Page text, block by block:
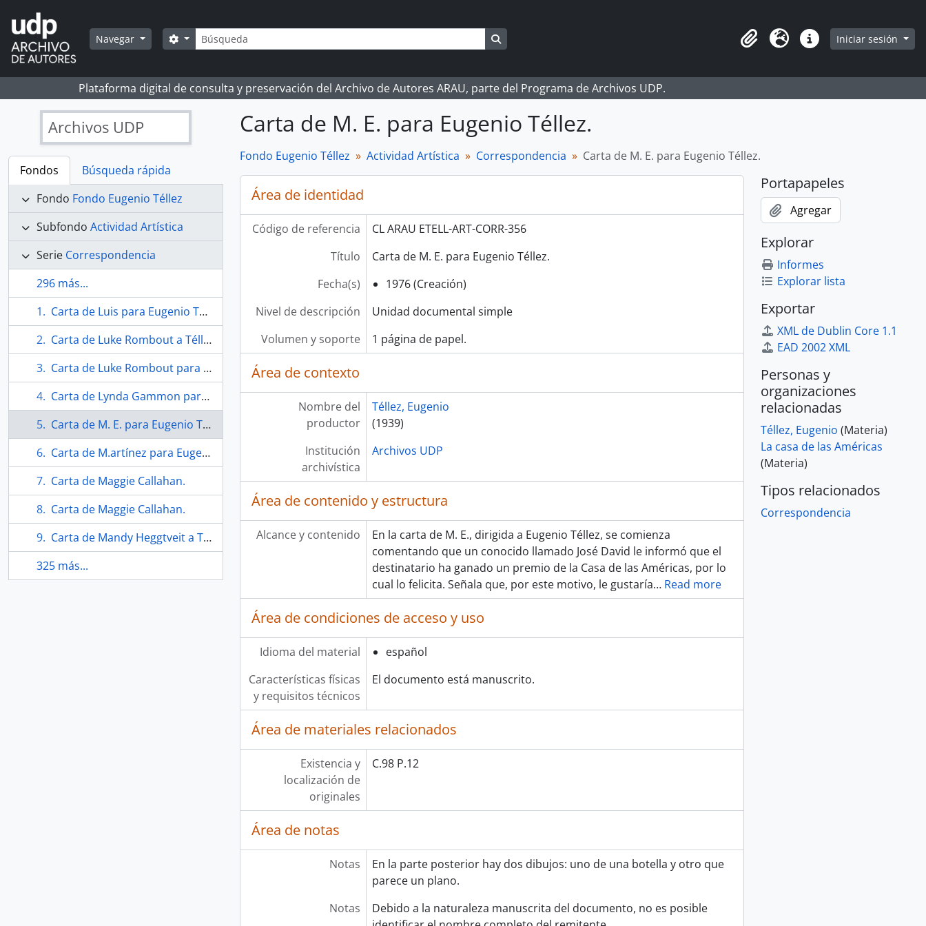
Skip to main content
Navegar Búsqueda
Search options
Portapapeles
Idioma Enlaces rápidos
Iniciar sesión
Plataforma digital de consulta y preservación del Archivo de Autores ARAU, parte del Programa de Archivos UDP.
Archivos UDP
Fondos
Búsqueda rápida
Fondo Fondo Eugenio Téllez
Subfondo Actividad Artística
Serie Correspondencia
296 más...
Carta de Luis para Eugenio Téllez.
Carta de Luke Rombout a Téllez.
Carta de Luke Rombout para Téllez.
Carta de Lynda Gammon para Eugenio Téllez.
Carta de M. E. para Eugenio Téllez.
Carta de M.artínez para Eugenio Téllez.
Carta de Maggie Callahan.
Carta de Maggie Callahan.
Carta de Mandy Heggtveit a Téllez.
325 más...
Carta de M. E. para Eugenio Téllez.
Fondo Eugenio Téllez Actividad Artística Correspondencia Carta de M. E. para Eugenio Téllez.
Área de identidad
Código de referencia
CL ARAU ETELL-ART-CORR-356
Título
Carta de M. E. para Eugenio Téllez.
Fecha(s)
1976 (Creación)
Nivel de descripción
Unidad documental simple
Volumen y soporte
1 página de papel.
Área de contexto
Nombre del
productor
Téllez, Eugenio
(1939)
Institución
archivística
Archivos UDP
Área de contenido y estructura
Alcance y contenido
En la carta de M. E., dirigida a Eugenio Téllez, se comienza
comentando que un conocido llamado José David le informó que el
destinatario ha ganado un premio de la Casa de las Américas, por lo
cual lo felicita. Señala que, por este motivo, le gustaría… Read more
Área de condiciones de acceso y uso
Idioma del material
español
Características físicas
y requisitos técnicos
El documento está manuscrito.
Área de materiales relacionados
Existencia y
localización de
originales
C.98 P.12
Área de notas
Notas
En la parte posterior hay dos dibujos: uno de una botella y otro que
parece un plano.
Notas
Debido a la naturaleza manuscrita del documento, no es posible
Portapapeles
Agregar
Explorar
Informes
Explorar lista
Exportar
XML de Dublin Core 1.1
EAD 2002 XML
Personas y
organizaciones
relacionadas
Téllez, Eugenio (Materia)
La casa de las Américas
(Materia)
Tipos relacionados
Correspondencia